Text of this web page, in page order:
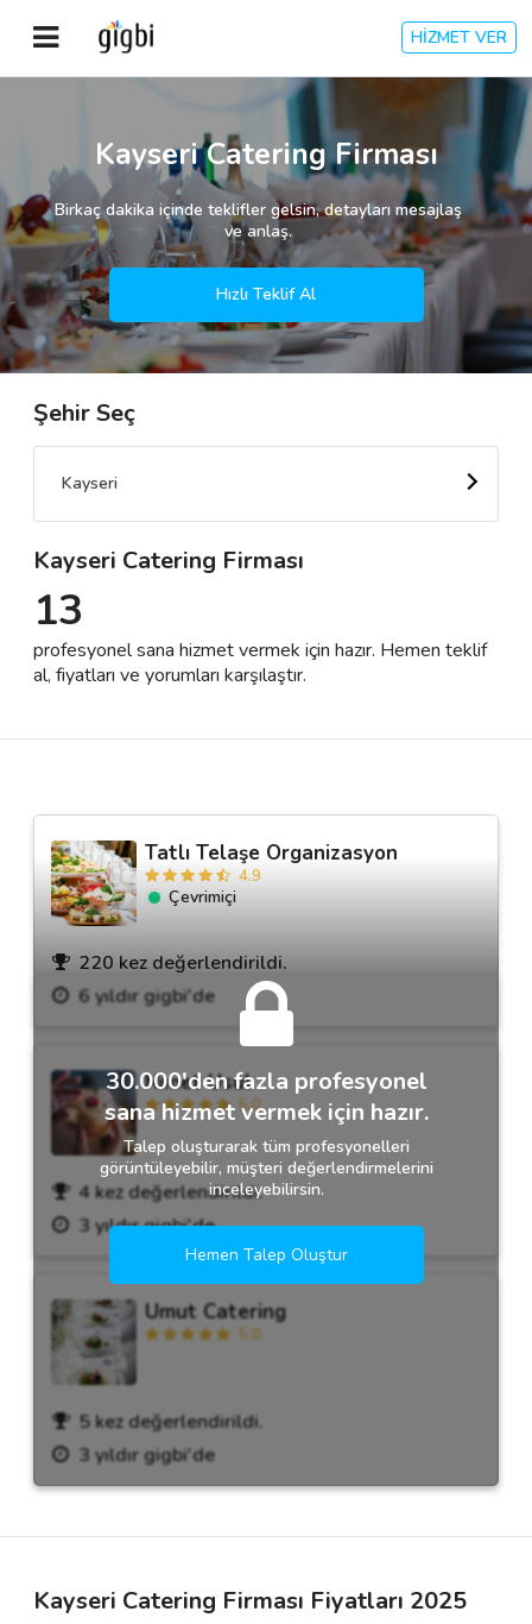
HİZMET VER
Giriş Yap
Kayıt Ol
Kategoriler
🎈 Biz Kimiz?
🌟 Müşteri Değerlendirmeleri
Destek
İletişim
Kayseri Catering Firması
Birkaç dakika içinde teklifler gelsin, detayları mesajlaş
ve anlaş.
Hızlı Teklif Al
Şehir Seç
Kayseri
Kayseri Catering Firması
13
profesyonel sana hizmet vermek için hazır. Hemen teklif
al, fiyatları ve yorumları karşılaştır.
Tatlı Telaşe Organizasyon
4.9
Çevrimiçi
220 kez değerlendirildi.
6 yıldır gigbi'de
Nimet Usul
5.0
4 kez değerlendirildi.
3 yıldır gigbi'de
Umut Catering
5.0
5 kez değerlendirildi.
3 yıldır gigbi'de
30.000'den fazla profesyonel
sana hizmet vermek için hazır.
Talep oluşturarak tüm profesyonelleri
görüntüleyebilir, müşteri değerlendirmelerini
inceleyebilirsin.
Hemen Talep Oluştur
Kayseri Catering Firması Fiyatları 2025